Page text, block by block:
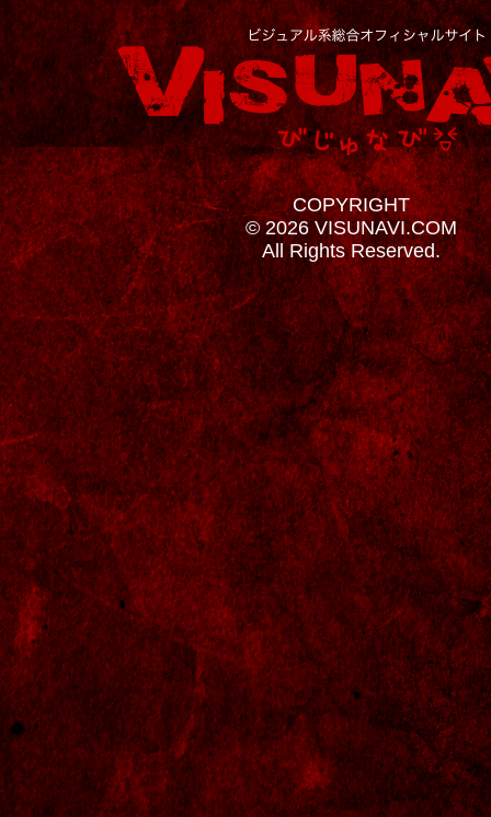
COPYRIGHT
© 2026 VISUNAVI.COM
All Rights Reserved.